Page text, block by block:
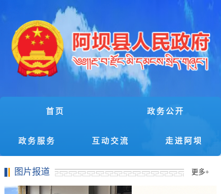
首页 政务公开
政务服务 互动交流 走进阿坝
图片报道 更多+